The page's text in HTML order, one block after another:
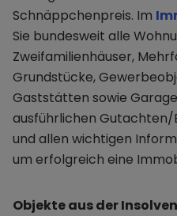
Schnäppchenpreis. Im
Sie bundesweit alle
Zweifamilienhäuser,
Grundstücke,
Gaststätten sowie
ausführlichen Gutachten/
und allen wichtigen
um erfolgreich eine
Objekte aus der